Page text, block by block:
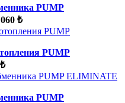
PUMP
₺
PUMP
PUMP